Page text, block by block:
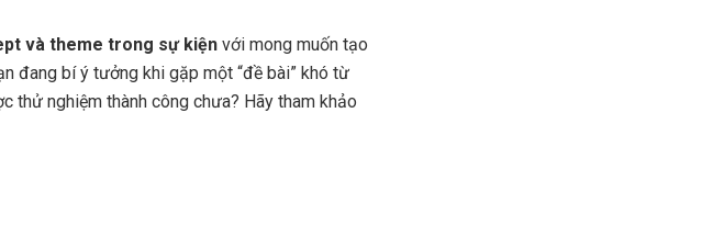
và theme trong sự kiện với mong muốn tạo
đang bí ý tưởng khi gặp một “đề bài” khó từ
thử nghiệm thành công chưa? Hãy tham khảo